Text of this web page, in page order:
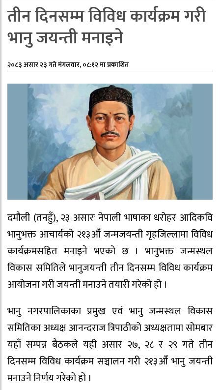
तीन दिनसम्म विविध कार्यक्रम गरी
भानु जयन्ती मनाइने
२०८३ असार २३ गते मंगलवार, ०८:१२ मा प्रकाशित
दमौली (तनहुँ), २३ असारः नेपाली भाषाका धरोहर आदिकवि
भानुभक्त आचार्यको २१३औँ जन्मजयन्ती गृहजिल्लामा विविध
कार्यक्रमसहित मनाइने भएको छ । भानुभक्त जन्मस्थल
विकास समितिले भानुजयन्ती तीन दिनसम्म विविध कार्यक्रम
आयोजना गरी जयन्ती मनाउने तयारी गरेको हो ।
भानु नगरपालिकाका प्रमुख एवं भानु जन्मस्थल विकास
समितिका अध्यक्ष आनन्दराज त्रिपाठीको अध्यक्षतामा सोमबार
यहाँ सम्पन्न बैठकले यही असार २७, २८ र २९ गते तीन
दिनसम्म विविध कार्यक्रम सञ्चालन गरी २१३औँ भानु जयन्ती
मनाउने निर्णय गरेको हो ।